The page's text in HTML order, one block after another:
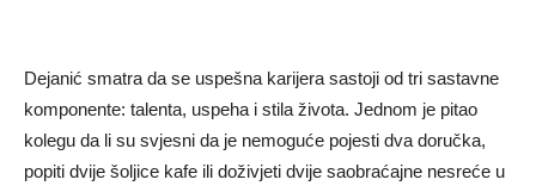
Dejanić smatra da se uspešna karijera sastoji od tri sastavne
komponente: talenta, uspeha i stila života. Jednom je pitao
kolegu da li su svjesni da je nemoguće pojesti dva doručka,
popiti dvije šoljice kafe ili doživjeti dvije saobraćajne nesreće u